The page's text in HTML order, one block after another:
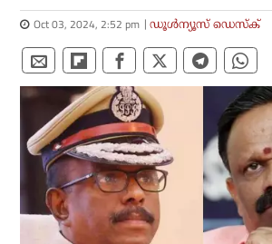
Oct 03, 2024, 2:52 pm ഡൂള്‍ന്യൂസ് ഡെസ്‌ക്